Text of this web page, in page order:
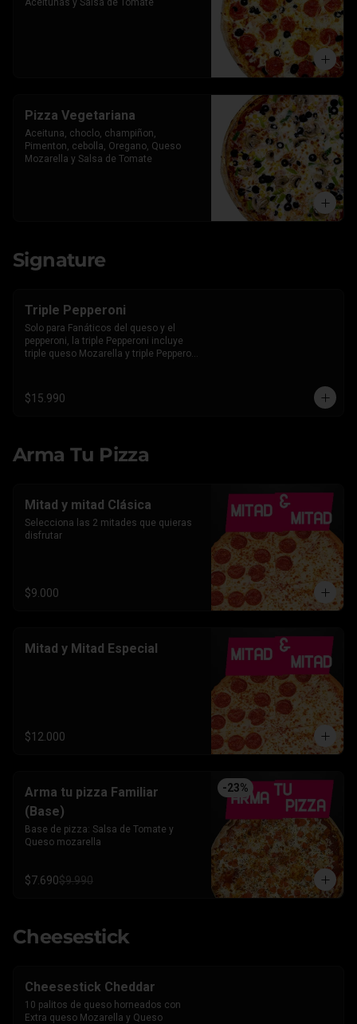
Aceitunas y Salsa de Tomate
Pizza Vegetariana
Aceituna, choclo, champiñon,
Pimenton, cebolla, Oregano, Queso
Mozarella y Salsa de Tomate
Signature
Triple Pepperoni
Solo para Fanáticos del queso y el
pepperoni, la triple Pepperoni incluye
triple queso Mozarella y triple Pepperoni
$15.990
Arma Tu Pizza
Mitad y mitad Clásica
Selecciona las 2 mitades que quieras
disfrutar
$9.000
Mitad y Mitad Especial
$12.000
-23%
Arma tu pizza Familiar
(Base)
Base de pizza: Salsa de Tomate y
Queso mozarella
$7.690$9.990
Cheesestick
Cheesestick Cheddar
10 palitos de queso horneados con
Extra queso Mozarella y Queso